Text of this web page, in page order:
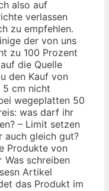
also auf
verlassen
zu empfehlen.
der von uns
zu 100 Prozent
die Quelle
den Kauf von
cm nicht
wegeplatten 50
was darf ihr
– Limit setzen
auch gleich gut?
Produkte von
schreiben
Artikel
das Produkt im